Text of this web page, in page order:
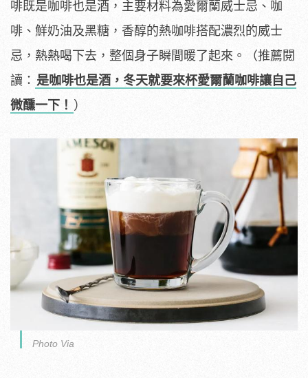
啡既是咖啡也是酒，主要材料為愛爾蘭威士忌、咖
啡、鮮奶油及黑糖，香醇的熱咖啡搭配濃烈的威士
忌，熱熱喝下去，整個身子瞬間暖了起來。（推薦閱
讀： 是咖啡也是酒，冬天就要來杯愛爾蘭咖啡讓自己
微醺一下！ ）
Photo Via